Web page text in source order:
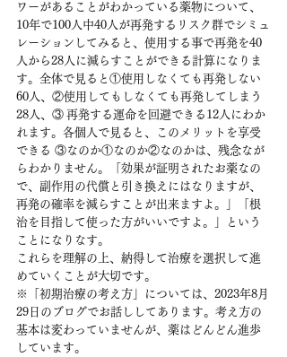
ワーがあることがわかっている薬物について、
10年で100人中40人が再発するリスク群でシミュ
レーションしてみると、使用する事で再発を40
人から28人に減らすことができる計算になりま
す。全体で見ると①使用しなくても再発しない
60人、②使用してもしなくても再発してしまう
28人、③ 再発する運命を回避できる12人にわか
れます。各個人で見ると、このメリットを享受
できる ③なのか①なのか②なのかは、残念なが
らわかりません。「効果が証明されたお薬なの
で、副作用の代償と引き換えにはなりますが、
再発の確率を減らすことが出来ますよ。」「根
治を目指して使った方がいいですよ。」という
ことになりなす。
これらを理解の上、納得して治療を選択して進
めていくことが大切です。
※「初期治療の考え方」については、2023年8月
29日のブログでお話ししてあります。考え方の
基本は変わっていませんが、薬はどんどん進歩
しています。